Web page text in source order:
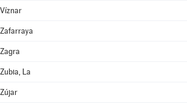
Víznar
Zafarraya
Zagra
Zubia, La
Zújar